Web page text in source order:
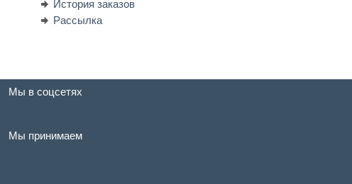
История заказов
Рассылка
Мы в соцсетях
Мы принимаем